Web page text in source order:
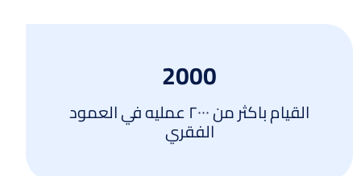
2000
القيام باكثر من ٢٠٠٠ عمليه في العمود
الفقري